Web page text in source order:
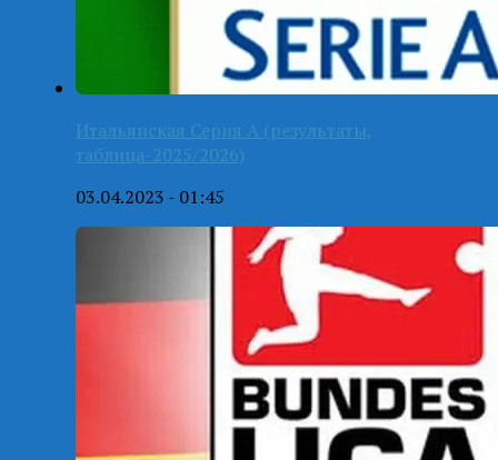
Итальянская Серия А (результаты,
таблица-2025/2026)
03.04.2023 - 01:45